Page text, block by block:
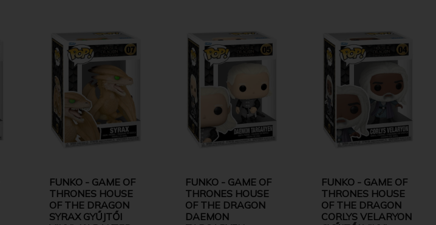
FUNKO - GAME OF
THRONES HOUSE
OF THE DRAGON
SYRAX GYŰJTŐI
FUNKO - GAME OF
THRONES HOUSE
OF THE DRAGON
DAEMON
FUNKO - GAME OF
THRONES HOUSE
OF THE DRAGON
CORLYS VELARYON